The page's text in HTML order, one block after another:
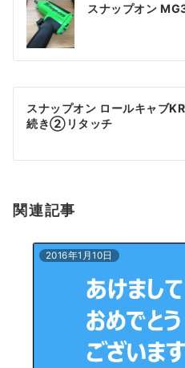
ン
スナップオン
スナップオン ロールキャブ
続き②リタッチ
関連記事
2016年1月10日